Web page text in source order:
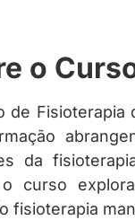
o
de Fisioterapia
da
curso
fisioterapia